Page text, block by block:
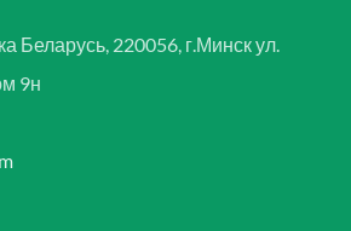
Беларусь, 220056, г.Минск ул.
9н